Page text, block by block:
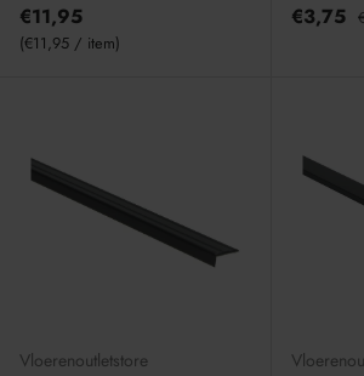
€11,95
Eenheid prijs
€11,95 / item
€3,75
Vloerenoutletstore